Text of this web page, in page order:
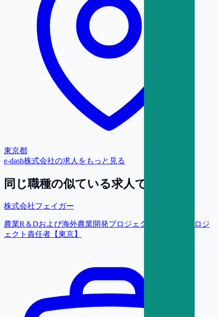
東京都
e-dash株式会社の求人をもっと見る
同じ職種の似ている求人で探す
株式会社フェイガー
農業R＆Dおよび海外農業開発プロジェクトの推進／プロジ
ェクト責任者【東京】